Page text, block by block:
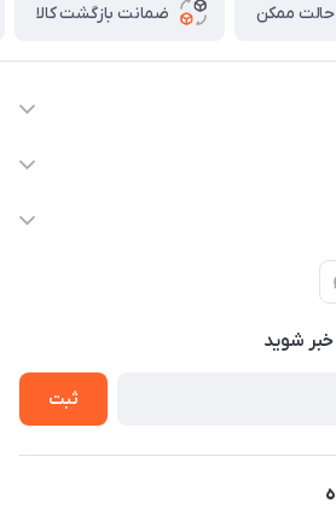
حالت ممکن ضمانت بازگشت کالا
شوید
ثبت